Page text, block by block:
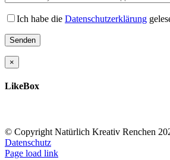
Ich habe die Datenschutzerklärung
×
LikeBox
© Copyright Natürlich Kreativ Renchen
Datenschutz
Facebook
Instagram
Page load link